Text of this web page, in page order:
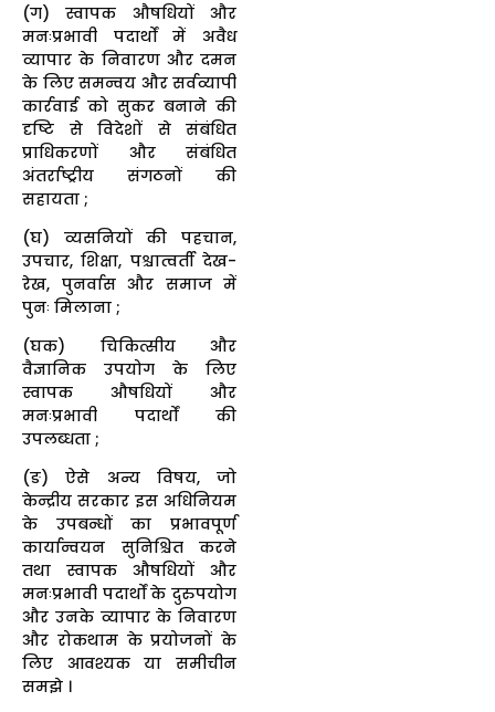
(ग) स्वापक औषधियों और
मनःप्रभावी पदार्थों में अवैध
व्यापार के निवारण और दमन
के लिए समन्वय और सर्वव्यापी
कार्रवाई को सुकर बनाने की
दृष्टि से विदेशों से संबंधित
प्राधिकरणों और संबंधित
अंतर्राष्ट्रीय संगठनों की
सहायता ;
(घ) व्यसनियों की पहचान,
उपचार, शिक्षा, पश्चात्वर्ती देख-
रेख, पुनर्वास और समाज में
पुनः मिलाना ;
(घक) चिकित्सीय और
वैज्ञानिक उपयोग के लिए
स्वापक औषधियों और
मनःप्रभावी पदार्थों की
उपलब्धता ;
(ङ) ऐसे अन्य विषय, जो
केन्द्रीय सरकार इस अधिनियम
के उपबन्धों का प्रभावपूर्ण
कार्यान्वयन सुनिश्चित करने
तथा स्वापक औषधियों और
मनःप्रभावी पदार्थों के दुरुपयोग
और उनके व्यापार के निवारण
और रोकथाम के प्रयोजनों के
लिए आवश्यक या समीचीन
समझे ।